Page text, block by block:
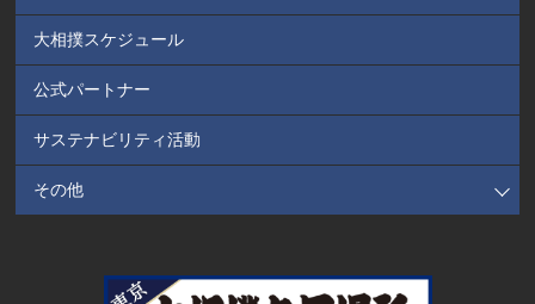
大相撲スケジュール
公式パートナー
サステナビリティ活動
その他